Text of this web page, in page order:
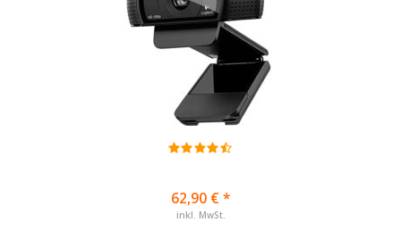
62,90 € *
inkl. MwSt.